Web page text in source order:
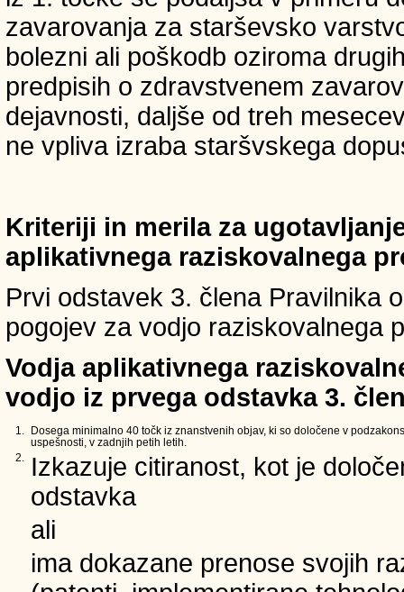
zavarovanja za starševsko
bolezni ali poškodb oziroma
predpisih o zdravstvenem
dejavnosti, daljše od treh
ne vpliva izraba staršvskega
Kriteriji in merila za
aplikativnega raziskovalnega
Prvi odstavek 3. člena Pravilnika
pogojev za vodjo raziskovalnega
Vodja aplikativnega
vodjo iz prvega odstavka 3.
1.
Dosega minimalno 40 točk iz znanstvenih objav, ki so določene v
uspešnosti, v zadnjih petih letih.
2.
Izkazuje citiranost, kot je
odstavka
ali
ima dokazane prenose svojih